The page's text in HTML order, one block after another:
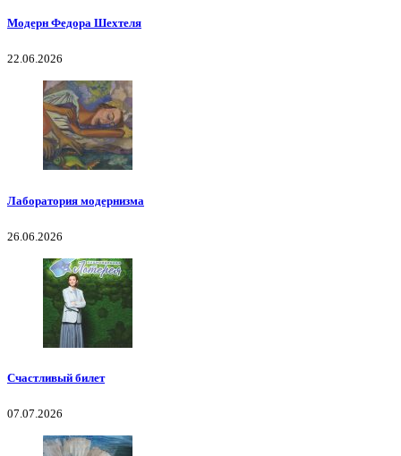
Модерн Федора Шехтеля
22.06.2026
Лаборатория модернизма
26.06.2026
Счастливый билет
07.07.2026